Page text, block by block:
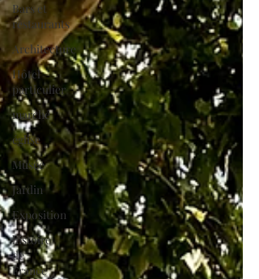
Bars et
restaurants
Architecture
Hôtel
particulier
marché
église
Musée
Jardin
Exposition
histoire
de
France